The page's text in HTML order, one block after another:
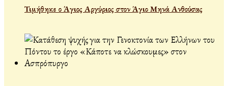
Τιμήθηκε ο Άγιος Αργύριος στον Άγιο Μηνά Ανθούσας